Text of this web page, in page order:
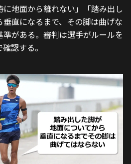
地面から離れない」「踏み出し
直になるまで、その脚は曲げな
がある。審判は選手がルールを
認する。